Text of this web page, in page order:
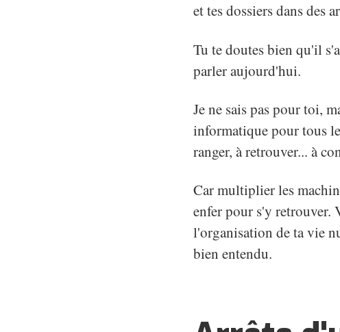
et tes dossiers dans des
Tu te doutes bien qu'il
parler aujourd'hui.
Je ne sais pas pour toi,
informatique pour tous
ranger, à retrouver... à
Car multiplier les
enfer pour s'y retrouver.
l'organisation de ta vie
bien entendu.